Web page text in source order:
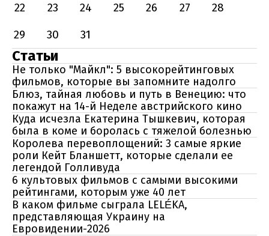
22
23 24 25 26 27
28
29
30 31
Статьи
Не только "Майкл": 5 высокорейтинговых
фильмов, которые вы запомните надолго
Блюз, тайная любовь и путь в Венецию: что
покажут на 14-й Неделе австрийского кино
Куда исчезла Екатерина Тышкевич, которая
была в коме и боролась с тяжелой болезнью
Королева перевоплощений: 3 самые яркие
роли Кейт Бланшетт, которые сделали ее
легендой Голливуда
6 культовых фильмов с самыми высокими
рейтингами, которым уже 40 лет
В каком фильме сыграла LELÉKA,
представляющая Украину на
Евровидении-2026